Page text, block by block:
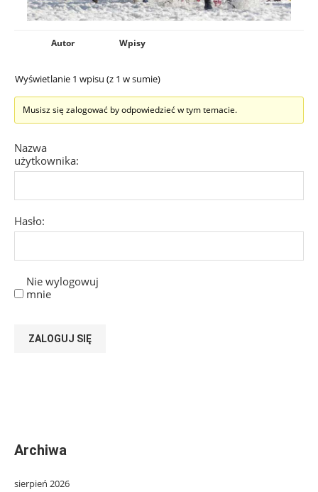
Autor Wpisy
Wyświetlanie 1 wpisu (z 1 w sumie)
Musisz się zalogować by odpowiedzieć w tym temacie.
Nazwa
użytkownika:
Hasło:
Nie wylogowuj
mnie
ZALOGUJ SIĘ
Archiwa
sierpień 2026